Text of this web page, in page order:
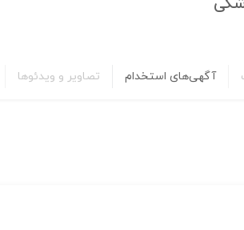
آگهی‌های استخدام تصاویر و ویدئوها